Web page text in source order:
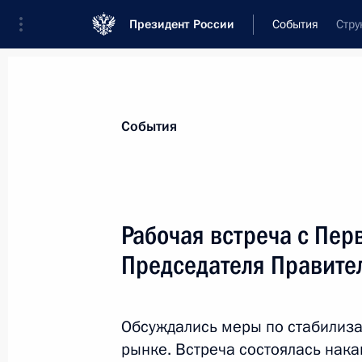
Президент России События
Новости
Внесены изменения в закон о
События
Рабочая встреча с
Председателя
Обсуждались меры по
рынке. Встреча состоялась